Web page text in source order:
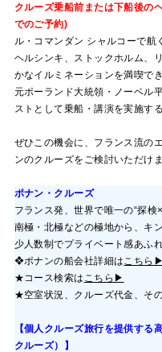
クルーズ乗船前または下船後の
でのご予約)
ル・コマンダン シャルコーで航
ヘルシンキ、ストックホルム、
かなイルミネーションを満喫でき
元ポーランド大統領・ノーベル
ストとして乗船・講演を実施す
ぜひこの機会に、フランス流の
ンのクルーズをご検討いただけ
ポナン・クルーズ
フランス発、世界で唯一の“探検
南極・北極などの極地から、キ
少人数制でプライベート感あふ
❖ポナンの船会社詳細は こちら▶
★コース検索は こちら▶
★空室状況、クルーズ代金、そ
【個人クルーズ旅行を提供する
クルーズ）】